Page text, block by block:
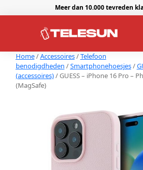
Meer dan 10.000 tevreden
Home/Accessoires/Telefoon
benodigdheden /Smartphonehoesjes/
(accessoires)/ GUESS – iPhone 16 Pro –
(MagSafe)